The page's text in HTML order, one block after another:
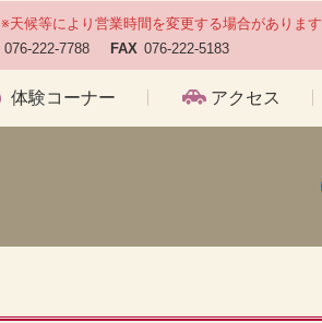
※天候等により営業時間を変更する場合があります
076-222-7788 FAX 076-222-5183
体験コーナー アクセス